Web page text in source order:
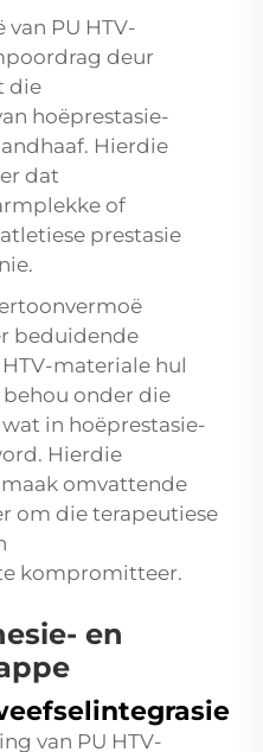
PU HTV-
deur
die
hoëprestasie-
Hierdie
dat
of
prestasie
beduidende
materiale hul
onder die
in hoëprestasie-
Hierdie
omvattende
om die terapeutiese
kompromitteer.
en
van PU HTV-